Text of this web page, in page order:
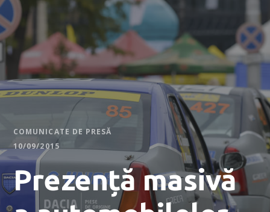
COMUNICATE DE PRESĂ
10/09/2015
Prezență masivă